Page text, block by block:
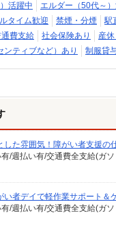
活躍中 エルダー（50代～
タイム歓迎 禁煙・分煙 駅
費支給 社会保険あり 産
ティブなど）あり
制服貸
た雰囲気！障がい者支援の
週払い有/交通費全支給(ガソ
者デイで軽作業サポート＆
週払い有/交通費全支給(ガソ